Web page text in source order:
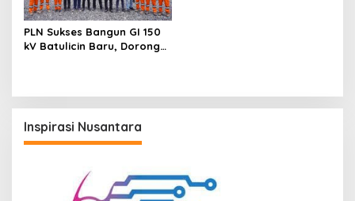
PLN Sukses Bangun GI 150
kV Batulicin Baru, Dorong
Inspirasi Nusantara